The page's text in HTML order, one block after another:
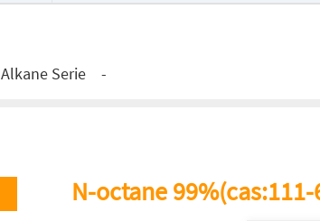
Alkane Serie
N-octane